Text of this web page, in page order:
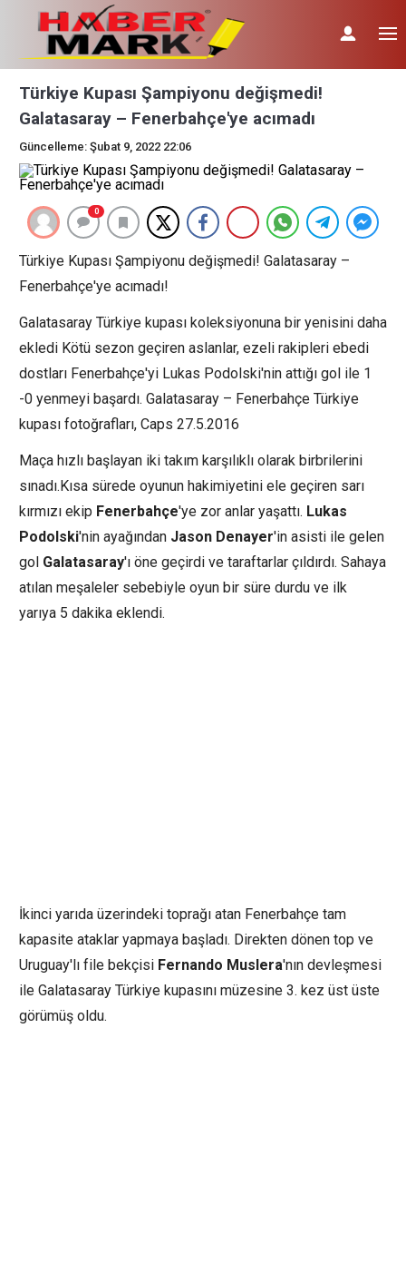
Türkiye Kupası Şampiyonu değişmedi!
Galatasaray – Fenerbahçe'ye acımadı
Güncelleme: Şubat 9, 2022 22:06
0
Türkiye Kupası Şampiyonu değişmedi! Galatasaray –
Fenerbahçe'ye acımadı!
Galatasaray Türkiye kupası koleksiyonuna bir yenisini daha
ekledi Kötü sezon geçiren aslanlar, ezeli rakipleri ebedi
dostları Fenerbahçe'yi Lukas Podolski'nin attığı gol ile 1
-0 yenmeyi başardı. Galatasaray – Fenerbahçe Türkiye
kupası fotoğrafları, Caps 27.5.2016
Maça hızlı başlayan iki takım karşılıklı olarak birbrilerini
sınadı.Kısa sürede oyunun hakimiyetini ele geçiren sarı
kırmızı ekip Fenerbahçe'ye zor anlar yaşattı. Lukas
Podolski'nin ayağından Jason Denayer'in asisti ile gelen
gol Galatasaray'ı öne geçirdi ve taraftarlar çıldırdı. Sahaya
atılan meşaleler sebebiyle oyun bir süre durdu ve ilk
yarıya 5 dakika eklendi.
İkinci yarıda üzerindeki toprağı atan Fenerbahçe tam
kapasite ataklar yapmaya başladı. Direkten dönen top ve
Uruguay'lı file bekçisi Fernando Muslera'nın devleşmesi
ile Galatasaray Türkiye kupasını müzesine 3. kez üst üste
görümüş oldu.